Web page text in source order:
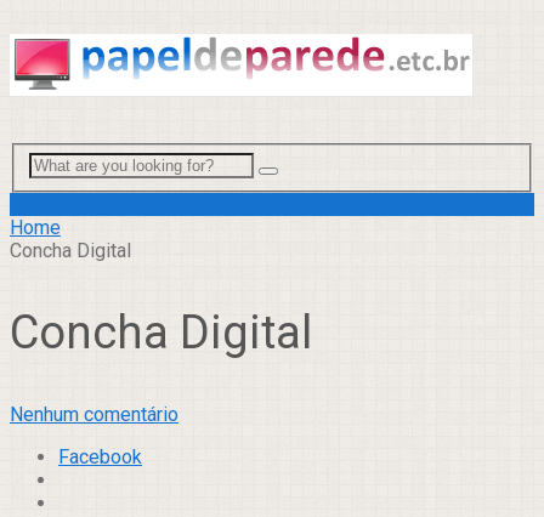
Home
Concha Digital
Concha Digital
Nenhum comentário
Facebook